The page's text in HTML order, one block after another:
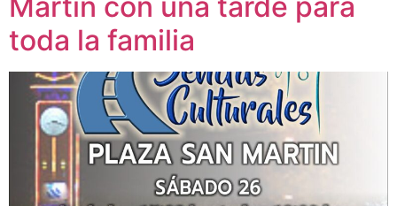
toda la familia